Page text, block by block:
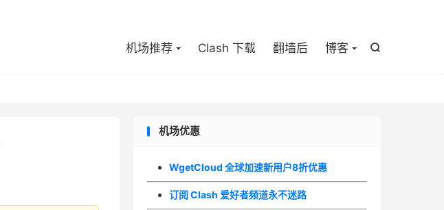

机场推荐 Clash 下载 翻墙后 博客
机场优惠
WgetCloud 全球加速新用户8折优惠
订阅 Clash 爱好者频道永不迷路